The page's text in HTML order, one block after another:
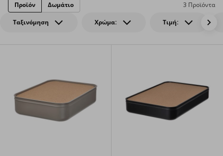
Ταξινόμηση Χρώμα: Τιμή:
3 Προϊόντα
Προϊόν Δωμάτιο